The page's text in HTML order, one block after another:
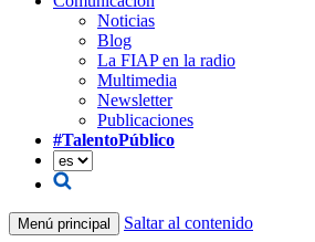
Noticias
Blog
La FIAP en la radio
Multimedia
Newsletter
Publicaciones
#TalentoPúblico
Menú principal Saltar al contenido